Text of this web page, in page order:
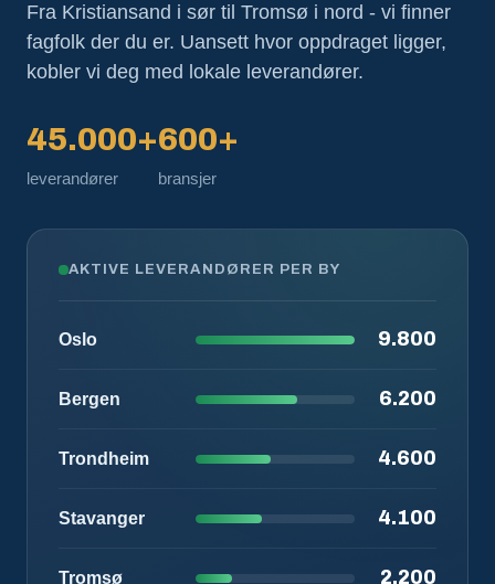
Fra Kristiansand i sør til Tromsø i nord - vi finner
fagfolk der du er. Uansett hvor oppdraget ligger,
kobler vi deg med lokale leverandører.
45.000+
leverandører
600+
bransjer
AKTIVE LEVERANDØRER PER BY
Oslo 9.800
Bergen 6.200
Trondheim 4.600
Stavanger 4.100
Tromsø 2.200